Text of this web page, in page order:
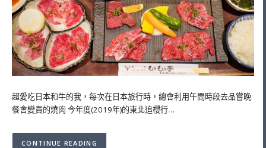
超愛吃日本和牛的我，每次在日本旅行時，總會利用午間時段去品嘗晚
餐會變貴的燒肉 今年度(2019年)的東北追櫻行…
CONTINUE READING